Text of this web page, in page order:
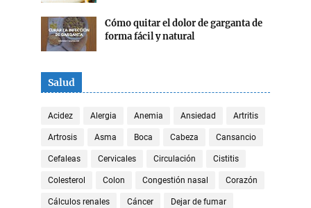
Cómo quitar el dolor de garganta de
forma fácil y natural
Salud
Acidez Alergia Anemia Ansiedad Artritis
Artrosis Asma Boca Cabeza Cansancio
Cefaleas Cervicales Circulación Cistitis
Colesterol Colon Congestión nasal Corazón
Cálculos renales Cáncer Dejar de fumar